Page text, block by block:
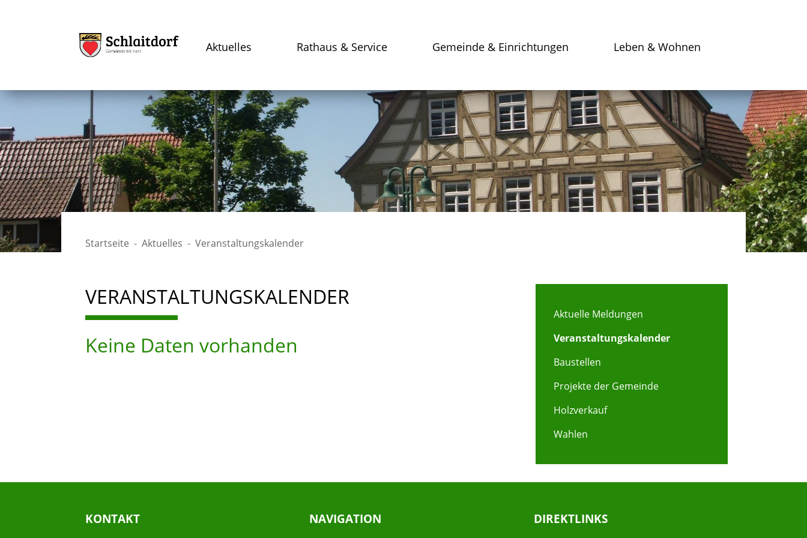
Aktuelles Rathaus & Service Gemeinde & Einrichtungen Leben & Wohnen
Startseite Aktuelles Veranstaltungskalender
VERANSTALTUNGSKALENDER
Keine Daten vorhanden
Aktuelle Meldungen
Veranstaltungskalender
Baustellen
Projekte der Gemeinde
Holzverkauf
Wahlen
KONTAKT NAVIGATION DIREKTLINKS